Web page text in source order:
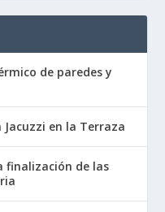
de paredes y
en la Terraza
finalización de las